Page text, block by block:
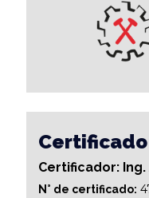
Certificado
Certificador:
N° de certificado: